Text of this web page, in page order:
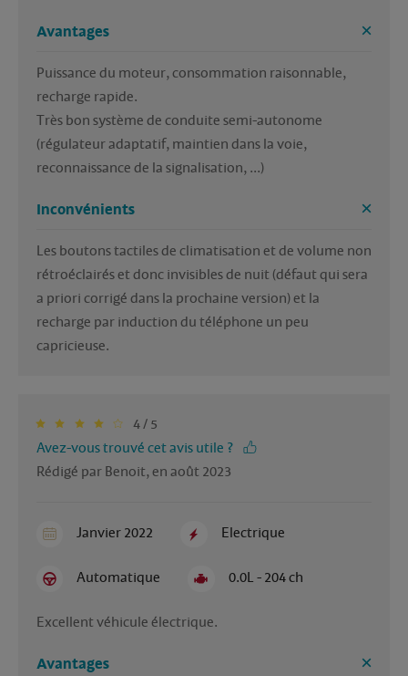
Avantages
Puissance du moteur, consommation raisonnable,
recharge rapide.
Très bon système de conduite semi-autonome
(régulateur adaptatif, maintien dans la voie,
reconnaissance de la signalisation, ...)
Inconvénients
Les boutons tactiles de climatisation et de volume non
rétroéclairés et donc invisibles de nuit (défaut qui sera
a priori corrigé dans la prochaine version) et la
recharge par induction du téléphone un peu
capricieuse.
4 / 5
Avez-vous trouvé cet avis utile ?
Rédigé par Benoit, en août 2023
Janvier 2022 Electrique
Automatique 0.0L - 204 ch
Excellent véhicule électrique.
Avantages